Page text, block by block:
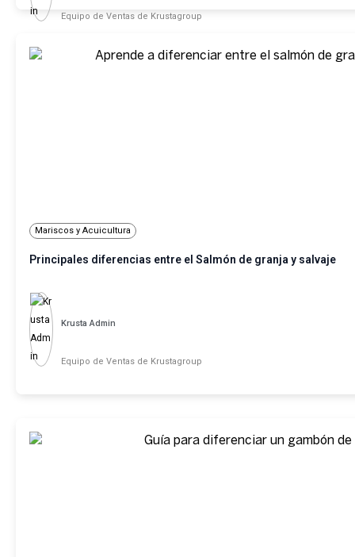
Equipo de Ventas de Krustagroup
Mariscos y Acuicultura
Principales diferencias entre el Salmón de granja y salvaje
Krusta Admin
Equipo de Ventas de Krustagroup